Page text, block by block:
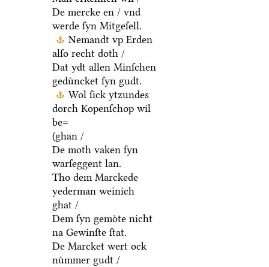
De mercke en / vnd
werde ſyn Mitgeſell.
Nemandt vp Erden
alſo recht doth /
Dat ydt allen Minſchen
geduͤncket ſyn gudt.
Wol ſick ytzundes
dorch Kopenſchop wil
be=
(ghan /
De moth vaken ſyn
warſeggent lan.
Tho dem Marckede
yederman weinich
ghat /
Dem ſyn gemoͤte nicht
na Gewinſte ſtat.
De Marcket wert ock
nuͤmmer gudt /